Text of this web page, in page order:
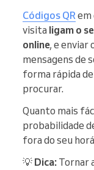
Códigos QR em
visita ligam o
online, e enviar
mensagens de
forma rápida
procurar.
Quanto mais
probabilidade
fora do seu
💡 Dica: Tornar